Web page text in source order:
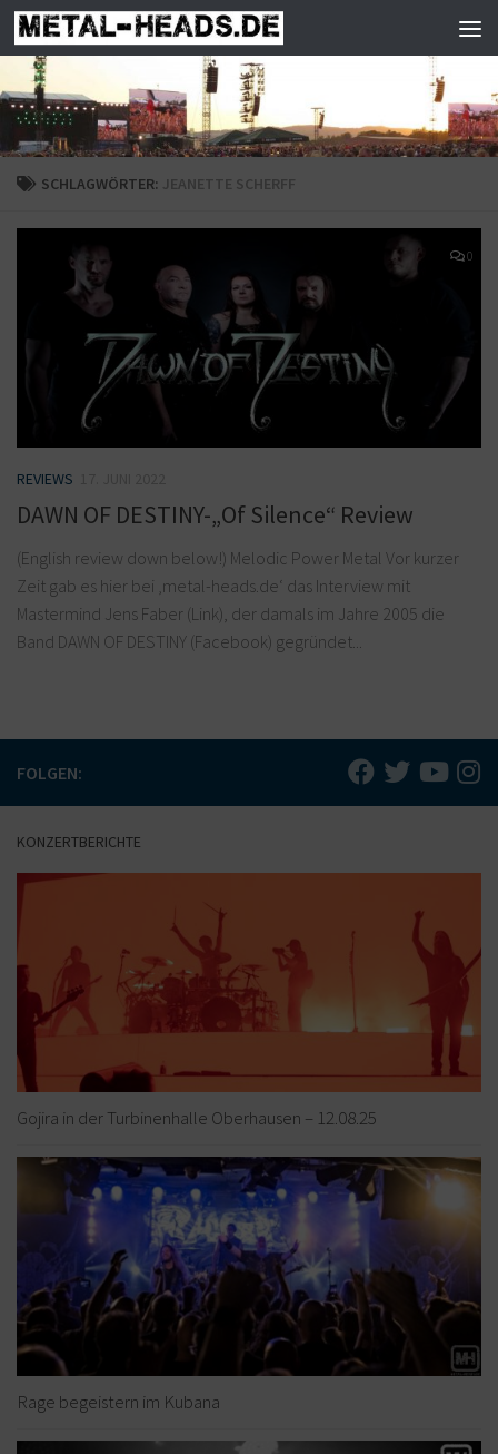
Zum Inhalt springen
SCHLAGWÖRTER: JEANETTE SCHERFF
0
REVIEWS
DAWN OF DESTINY-„Of Silence“ Review
(English review down below!) Melodic Power Metal Vor kurzer
Zeit gab es hier bei ‚metal-heads.de‘ das Interview mit
Mastermind Jens Faber (Link), der damals im Jahre 2005 die
Band DAWN OF DESTINY (Facebook) gegründet...
FOLGEN:
KONZERTBERICHTE
Gojira in der Turbinenhalle Oberhausen – 12.08.25
Rage begeistern im Kubana